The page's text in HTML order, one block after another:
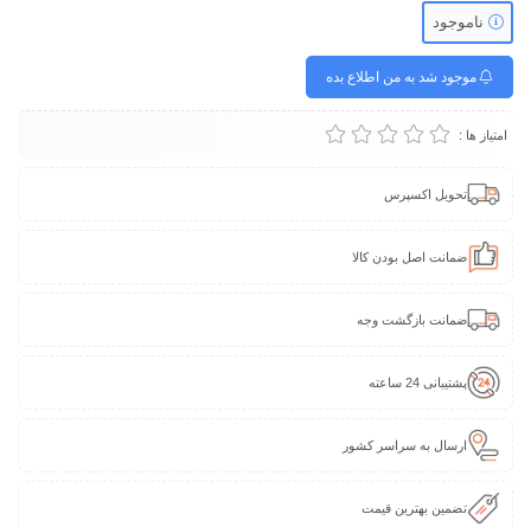
ناموجود
موجود شد به من اطلاع بده
امتیاز ها :
تحویل اکسپرس
ضمانت اصل بودن کالا
ضمانت بازگشت وجه
پشتیبانی 24 ساعته
ارسال به سراسر کشور
تضمین بهترین قیمت